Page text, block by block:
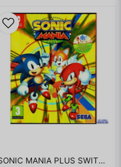
SONIC MANIA PLUS SWITCH